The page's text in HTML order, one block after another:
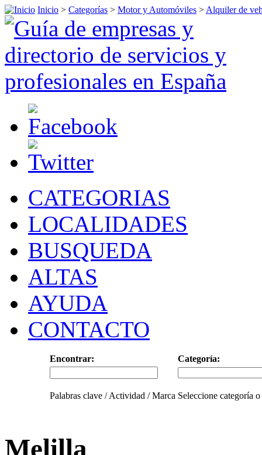
Inicio > Categorías > Motor y Automóviles > Alquiler de
CATEGORIAS
LOCALIDADES
BUSQUEDA
ALTAS
AYUDA
CONTACTO
Encontrar: Categoría:
Palabras clave / Actividad / Marca Seleccione categoría
Melilla